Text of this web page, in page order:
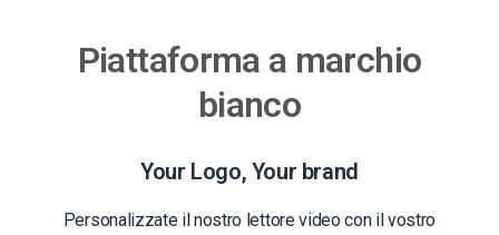
Piattaforma a marchio
bianco
Your Logo, Your brand
Personalizzate il nostro lettore video con il vostro